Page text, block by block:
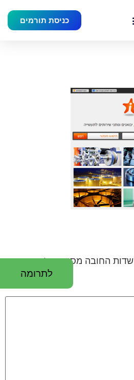
כניסת תורמים
לתרומה
שדות החובה מסומנים*